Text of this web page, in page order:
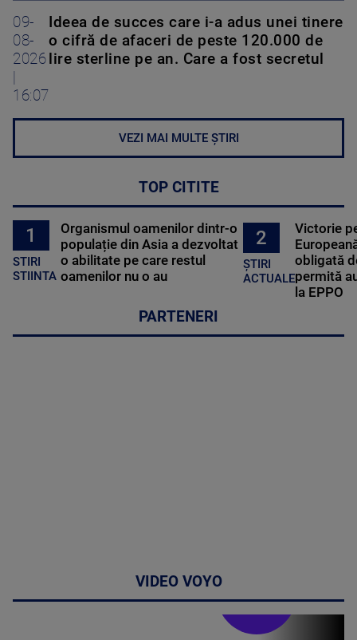
09-
08-
2026
16:07
Ideea de succes care i-a adus unei tinere
o cifră de afaceri de peste 120.000 de
lire sterline pe an. Care a fost secretul
VEZI MAI MULTE ȘTIRI
TOP CITITE
1
STIRI
STIINTA
Organismul oamenilor dintr-o
populație din Asia a dezvoltat
o abilitate pe care restul
oamenilor nu o au
2
ȘTIRI
ACTUALE
Victorie
obligată
permită
la EPPO
PARTENERI
VIDEO VOYO